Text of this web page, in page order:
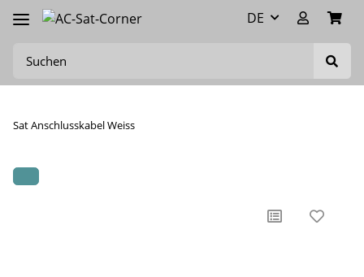
DE
Sat Anschlusskabel Weiss